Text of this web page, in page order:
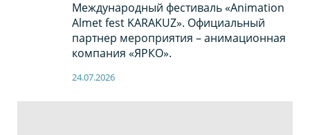
Международный фестиваль «Animation
Almet fest KARAKUZ». Официальный
партнер мероприятия – анимационная
компания «ЯРКО».
24.07.2026